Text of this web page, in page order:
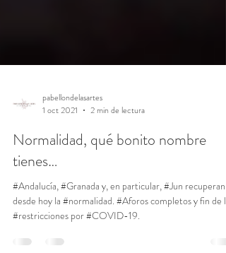
pabellondelasartes
1 oct 2021
2 min de lectura
Normalidad, qué bonito nombre
tienes…
#Andalucía, #Granada y, en particular, #Jun recuperan
desde hoy la #normalidad. #Aforos completos y fin de las